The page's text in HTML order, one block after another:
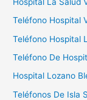
Teléfono Hospital
Teléfono Hospital
Teléfono De
Hospital Lozano
Teléfonos De Isla